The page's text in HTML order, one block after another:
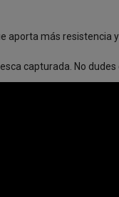
aporta más resistencia
capturada. No